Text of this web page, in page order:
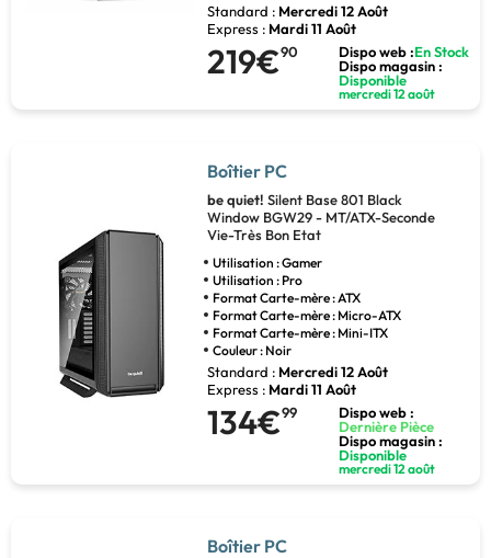
Standard : Mercredi 12 Août
Express : Mardi 11 Août
219€90 Dispo web :En Stock
Dispo magasin :
Disponible
mercredi 12 août
Boîtier PC
be quiet! Silent Base 801 Black
Window BGW29 - MT/ATX-Seconde
Vie-Très Bon Etat
Utilisation : Gamer
Utilisation : Pro
Format Carte-mère : ATX
Format Carte-mère : Micro-ATX
Format Carte-mère : Mini-ITX
Couleur : Noir
Standard : Mercredi 12 Août
Express : Mardi 11 Août
134€99
Dispo web :
Dernière Pièce
Dispo magasin :
Disponible
mercredi 12 août
Boîtier PC